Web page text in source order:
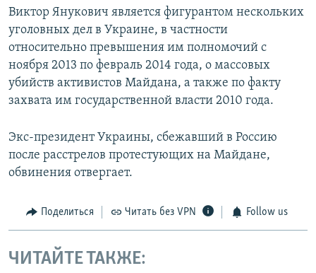
Виктор Янукович является фигурантом нескольких
уголовных дел в Украине, в частности
относительно превышения им полномочий с
ноября 2013 по февраль 2014 года, о массовых
убийств активистов Майдана, а также по факту
захвата им государственной власти 2010 года.
Экс-президент Украины, сбежавший в Россию
после расстрелов протестующих на Майдане,
обвинения отвергает.
Поделиться Читать без VPN Follow us
ЧИТАЙТЕ ТАКЖЕ: